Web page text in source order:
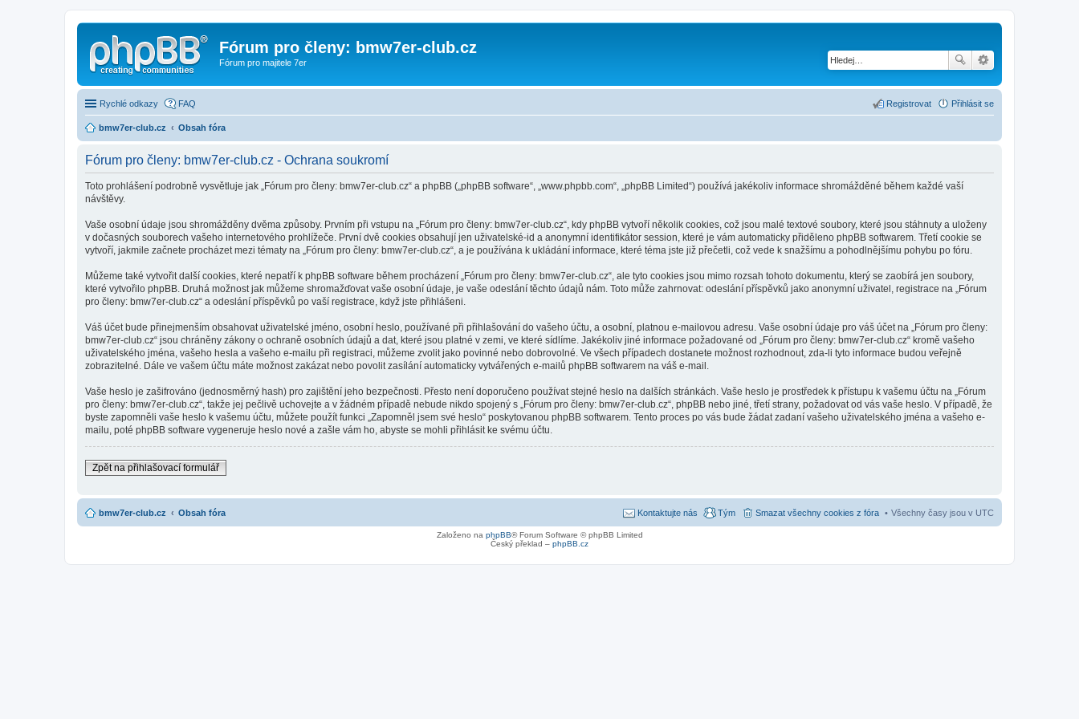
Fórum pro členy: bmw7er-club.cz
Fórum pro majitele 7er
Rychlé odkazy FAQ Přihlásit se
Registrovat
bmw7er-club.cz Obsah fóra
Fórum pro členy: bmw7er-club.cz - Ochrana soukromí
Toto prohlášení podrobně vysvětluje jak „Fórum pro členy: bmw7er-club.cz“ a phpBB („phpBB software“, „www.phpbb.com“, „phpBB Limited“) používá jakékoliv informace shromážděné během každé vaší
návštěvy.
Vaše osobní údaje jsou shromážděny dvěma způsoby. Prvním při vstupu na „Fórum pro členy: bmw7er-club.cz“, kdy phpBB vytvoří několik cookies, což jsou malé textové soubory, které jsou stáhnuty a uloženy
v dočasných souborech vašeho internetového prohlížeče. První dvě cookies obsahují jen uživatelské-id a anonymní identifikátor session, které je vám automaticky přiděleno phpBB softwarem. Třetí cookie se
vytvoří, jakmile začnete procházet mezi tématy na „Fórum pro členy: bmw7er-club.cz“, a je používána k ukládání informace, které téma jste již přečetli, což vede k snažšímu a pohodlnějšímu pohybu po fóru.
Můžeme také vytvořit další cookies, které nepatří k phpBB software během procházení „Fórum pro členy: bmw7er-club.cz“, ale tyto cookies jsou mimo rozsah tohoto dokumentu, který se zaobírá jen soubory,
které vytvořilo phpBB. Druhá možnost jak můžeme shromažďovat vaše osobní údaje, je vaše odeslání těchto údajů nám. Toto může zahrnovat: odeslání příspěvků jako anonymní uživatel, registrace na „Fórum
pro členy: bmw7er-club.cz“ a odeslání příspěvků po vaší registrace, když jste přihlášeni.
Váš účet bude přinejmenším obsahovat uživatelské jméno, osobní heslo, používané při přihlašování do vašeho účtu, a osobní, platnou e-mailovou adresu. Vaše osobní údaje pro váš účet na „Fórum pro členy:
bmw7er-club.cz“ jsou chráněny zákony o ochraně osobních údajů a dat, které jsou platné v zemi, ve které sídlíme. Jakékoliv jiné informace požadované od „Fórum pro členy: bmw7er-club.cz“ kromě vašeho
uživatelského jména, vašeho hesla a vašeho e-mailu při registraci, můžeme zvolit jako povinné nebo dobrovolné. Ve všech případech dostanete možnost rozhodnout, zda-li tyto informace budou veřejně
zobrazitelné. Dále ve vašem účtu máte možnost zakázat nebo povolit zasílání automaticky vytvářených e-mailů phpBB softwarem na váš e-mail.
Vaše heslo je zašifrováno (jednosměrný hash) pro zajištění jeho bezpečnosti. Přesto není doporučeno používat stejné heslo na dalších stránkách. Vaše heslo je prostředek k přístupu k vašemu účtu na „Fórum
pro členy: bmw7er-club.cz“, takže jej pečlivě uchovejte a v žádném případě nebude nikdo spojený s „Fórum pro členy: bmw7er-club.cz“, phpBB nebo jiné, třetí strany, požadovat od vás vaše heslo. V případě, že
byste zapomněli vaše heslo k vašemu účtu, můžete použít funkci „Zapomněl jsem své heslo“ poskytovanou phpBB softwarem. Tento proces po vás bude žádat zadaní vašeho uživatelského jména a vašeho e-
mailu, poté phpBB software vygeneruje heslo nové a zašle vám ho, abyste se mohli přihlásit ke svému účtu.
Zpět na přihlašovací formulář
bmw7er-club.cz Obsah fóra Všechny časy jsou v UTC
Smazat všechny cookies z fóra
Tým
Kontaktujte nás
Založeno na phpBB® Forum Software © phpBB Limited
Český překlad – phpBB.cz